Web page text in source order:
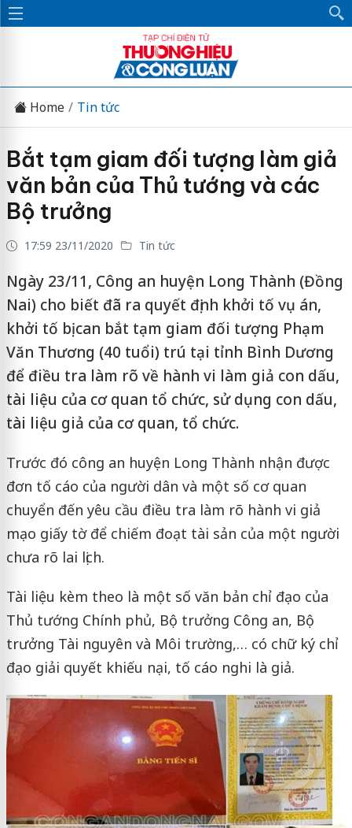
Home Tin tức
Bắt tạm giam đối tượng làm giả
văn bản của Thủ tướng và các
Bộ trưởng
17:59 23/11/2020 Tin tức
Ngày 23/11, Công an huyện Long Thành (Đồng
Nai) cho biết đã ra quyết định khởi tố vụ án,
khởi tố bị can bắt tạm giam đối tượng Phạm
Văn Thương (40 tuổi) trú tại tỉnh Bình Dương
để điều tra làm rõ về hành vi làm giả con dấu,
tài liệu của cơ quan tổ chức, sử dụng con dấu,
tài liệu giả của cơ quan, tổ chức.
Trước đó công an huyện Long Thành nhận được
đơn tố cáo của người dân và một số cơ quan
chuyển đến yêu cầu điều tra làm rõ hành vi giả
mạo giấy tờ để chiếm đoạt tài sản của một người
chưa rõ lai lịch.
Tài liệu kèm theo là một số văn bản chỉ đạo của
Thủ tướng Chính phủ, Bộ trưởng Công an, Bộ
trưởng Tài nguyên và Môi trường,… có chữ ký chỉ
đạo giải quyết khiếu nại, tố cáo nghi là giả.